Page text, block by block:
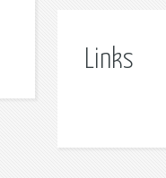
Links